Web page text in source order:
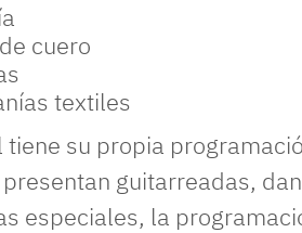
cuero
textiles
tiene su propia
guitarreadas,
especiales, la